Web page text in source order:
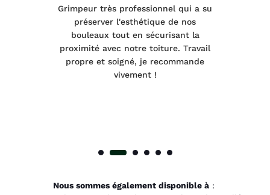
Grimpeur très professionnel qui a su
préserver l'esthétique de nos
bouleaux tout en sécurisant la
proximité avec notre toiture. Travail
propre et soigné, je recommande
vivement !
Nous sommes également disponible à: